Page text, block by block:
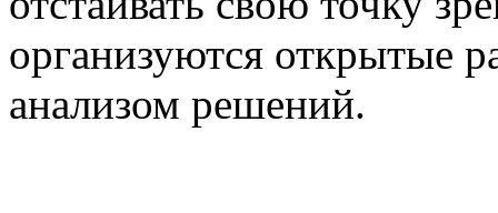
организуются открытые
анализом решений.